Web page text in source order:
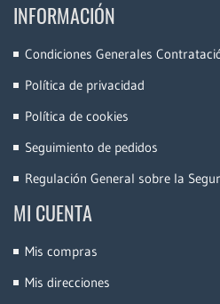
INFORMACIÓN
Condiciones Generales
Política de privacidad
Política de cookies
Seguimiento de pedidos
Regulación General sobre la
MI CUENTA
Mis compras
Mis direcciones